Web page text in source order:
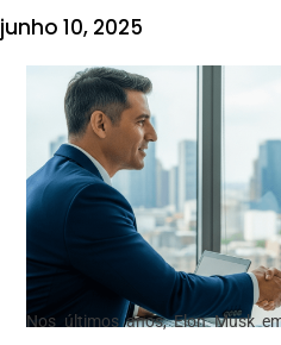
junho 10, 2025
Nos últimos anos, Elon Musk